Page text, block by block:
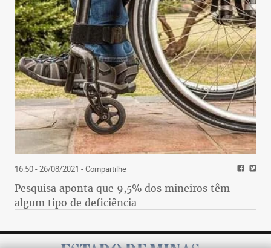
16:50 - 26/08/2021 - Compartilhe
Pesquisa aponta que 9,5% dos mineiros têm
algum tipo de deficiência